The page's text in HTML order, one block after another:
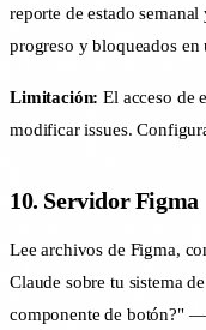
reporte de estado
progreso y bloqueados
Limitación: El acceso de
modificar issues.
10. Servidor Figma
Lee archivos de Figma,
Claude sobre tu sistema
componente de botón?"